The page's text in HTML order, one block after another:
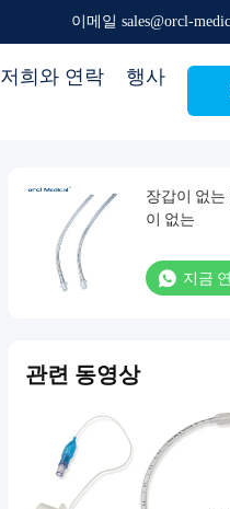
이메일 sales@orcl-
저희와 연락 행사
장갑이 없
이 없는
지금
관련 동영상